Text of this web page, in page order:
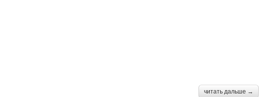
читать дальше →